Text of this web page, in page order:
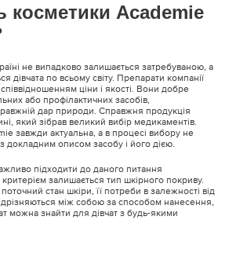
косметики Academie
не випадково залишається затребуваною, а
дівчата по всьому світу. Препарати компанії
ціни і якості. Вони добре
або профілактичних засобів,
дар природи. Справжня продукція
який зібрав великий вибір медикаментів.
завжди актуальна, а в процесі вибору не
докладним описом засобу і його дією.
підходити до даного питання
залишається тип шкірного покриву.
стан шкіри, її потреби в залежності від
між собою за способом нанесення,
можна знайти для дівчат з будь-якими